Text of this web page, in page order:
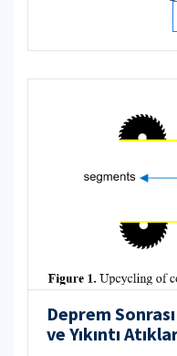
Deprem
ve Yıkıntı